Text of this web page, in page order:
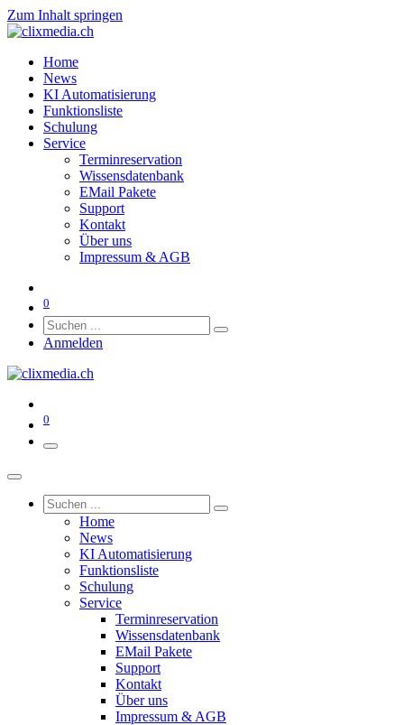
Zum Inhalt springen
Home
News
KI Automatisierung
Funktionsliste
Schulung
Service
Terminreservation
Wissensdatenbank
EMail Pakete
Support
Kontakt
Über uns
Impressum & AGB
0
Anmelden
0
Home
News
KI Automatisierung
Funktionsliste
Schulung
Service
Terminreservation
Wissensdatenbank
EMail Pakete
Support
Kontakt
Über uns
Impressum & AGB